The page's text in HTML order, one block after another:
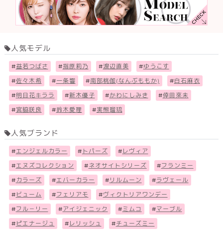
人気モデル
#益若つばさ #指原莉乃 #渡辺直美 #ゆうこす
#佐々木希 #一条響 #南部桃伽(なんぶももか) #白石麻衣
#明日花キララ #新木優子 #かわにしみき #倖田來未
#宮脇咲良 #鈴木愛理 #実熊瑠琉
人気ブランド
#エンジェルカラー # トパーズ # レヴィア
#エヌズコレクション #ネオサイトシリーズ #フランミー
# カラーズ #エバーカラー # リルムーン #ラヴェール
# ビューム #フェリアモ #ヴィクトリアワンデー
#フル－リー #アイジェニック # ミムコ #マーブル
# ピエナージュ # レリッシュ #チューズミー